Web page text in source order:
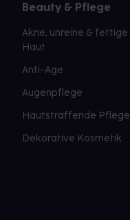
Beauty & Pflege
Akne, unreine & fettige
Haut
Anti-Age
Augenpflege
Hautstraffende Pflege
Dekorative Kosmetik